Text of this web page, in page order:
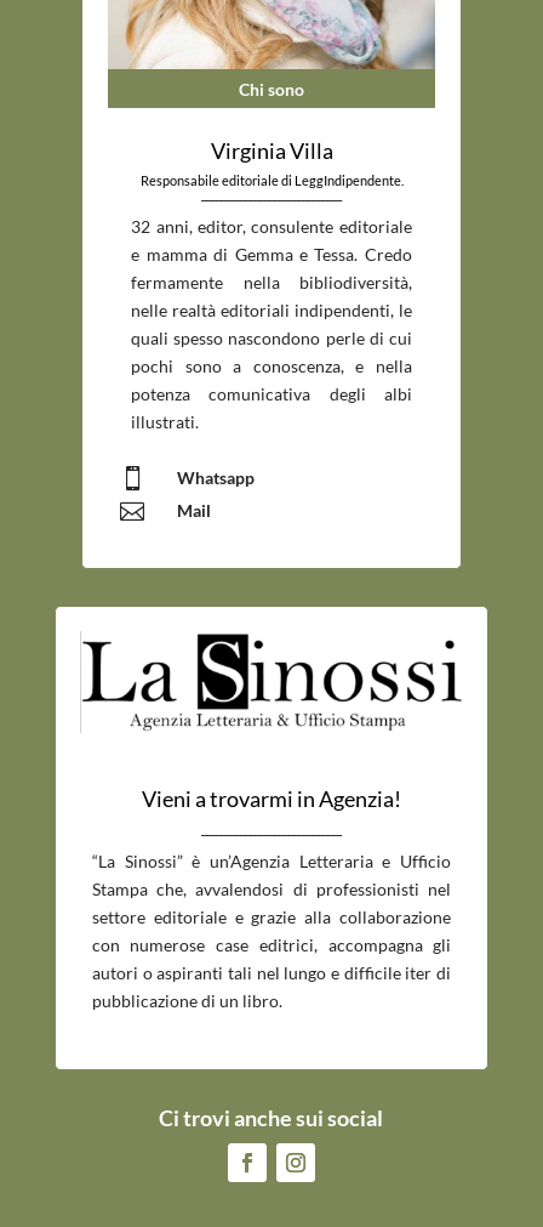
Chi sono
Virginia Villa
Responsabile editoriale di LeggIndipendente.
_____________________________
32 anni, editor, consulente editoriale
e mamma di Gemma e Tessa. Credo
fermamente nella bibliodiversità,
nelle realtà editoriali indipendenti, le
quali spesso nascondono perle di cui
pochi sono a conoscenza, e nella
potenza comunicativa degli albi
illustrati.
 Whatsapp
 Mail
Vieni a trovarmi in Agenzia!
“La Sinossi” è un’Agenzia Letteraria e Ufficio
Stampa che, avvalendosi di professionisti nel
settore editoriale e grazie alla collaborazione
con numerose case editrici, accompagna gli
autori o aspiranti tali nel lungo e difficile iter di
pubblicazione di un libro.
Ci trovi anche sui social